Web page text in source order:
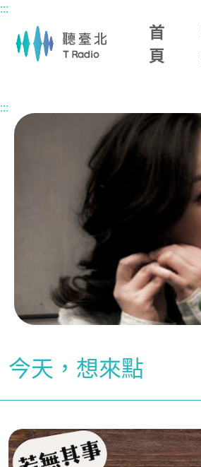
主要內容區塊
:::
首
頁
:::
今天，想來點